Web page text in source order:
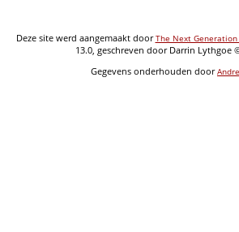
Deze site werd aangemaakt doorThe Next
13.0, geschreven door Darrin Lythgoe
Gegevens onderhouden door